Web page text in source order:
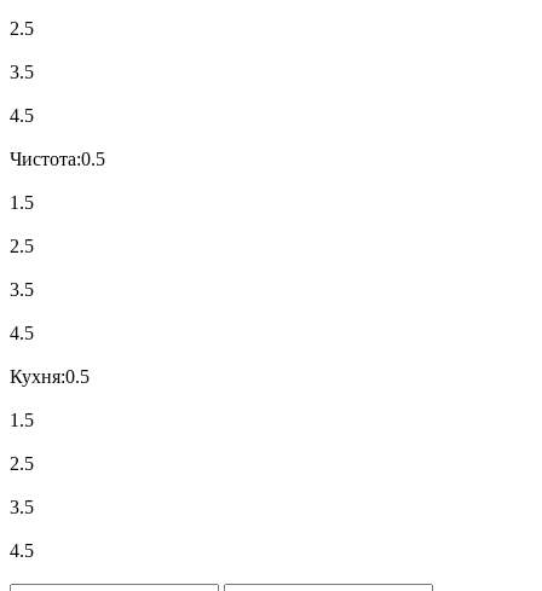
2.5
3.5
4.5
Чистота:0.5
1.5
2.5
3.5
4.5
Кухня:0.5
1.5
2.5
3.5
4.5